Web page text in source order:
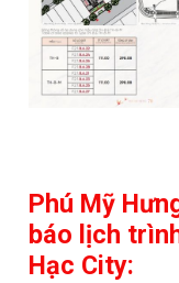
Phú Mỹ
báo lịch
Hạc City: